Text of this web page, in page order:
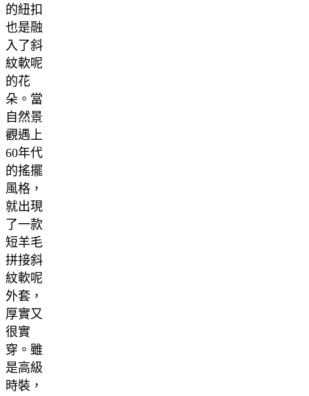
的紐扣
也是融
入了斜
紋軟呢
的花
朵。當
自然景
觀遇上
60年代
的搖擺
風格，
就出現
了一款
短羊毛
拼接斜
紋軟呢
外套，
厚實又
很實
穿。雖
是高級
時裝，